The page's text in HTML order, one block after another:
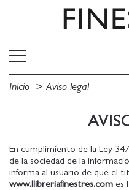
Inicio Aviso legal
En cumplimiento de la Ley
de la sociedad de la
informa al usuario de que el
www.llibreriafinestres.com es